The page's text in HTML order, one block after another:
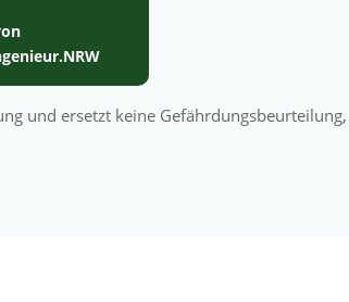
und ersetzt keine Gefährdungsbeurteilung,